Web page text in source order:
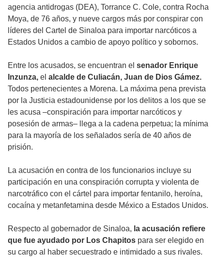
agencia antidrogas (DEA), Torrance C. Cole, contra Rocha
Moya, de 76 años, y nueve cargos más por conspirar con
líderes del Cartel de Sinaloa para importar narcóticos a
Estados Unidos a cambio de apoyo político y sobornos.
Entre los acusados, se encuentran el senador Enrique
Inzunza, el alcalde de Culiacán, Juan de Dios Gámez.
Todos pertenecientes a Morena. La máxima pena prevista
por la Justicia estadounidense por los delitos a los que se
les acusa –conspiración para importar narcóticos y
posesión de armas– llega a la cadena perpetua; la mínima
para la mayoría de los señalados sería de 40 años de
prisión.
La acusación en contra de los funcionarios incluye su
participación en una conspiración corrupta y violenta de
narcotráfico con el cártel para importar fentanilo, heroína,
cocaína y metanfetamina desde México a Estados Unidos.
Respecto al gobernador de Sinaloa, la acusación refiere
que fue ayudado por Los Chapitos para ser elegido en
su cargo al haber secuestrado e intimidado a sus rivales.